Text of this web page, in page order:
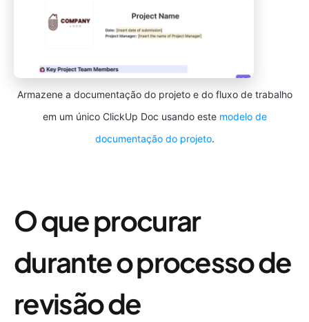
Armazene a documentação do projeto e do fluxo de trabalho
em um único ClickUp Doc usando este modelo de
documentação do projeto.
O que procurar
durante o processo de
revisão de